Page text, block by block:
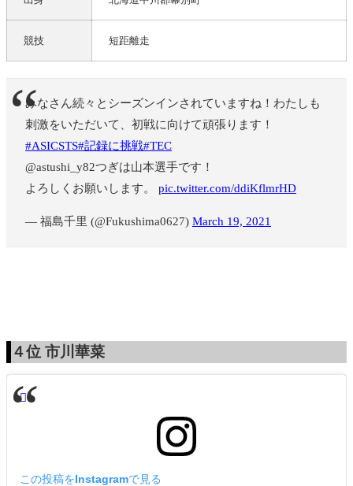
競技 短距離走
みなさん続々とシーズンインされていますね！わたしも
刺激をいただいて、初戦に向けて頑張ります！
#ASICSTS#記録に挑戦#TEC
@astushi_y82つぎは山本選手です！
よろしくお願いします。 pic.twitter.com/ddiKflmrHD
— 福島千里 (@Fukushima0627) March 19, 2021
４位 市川華菜
この投稿をInstagramで見る